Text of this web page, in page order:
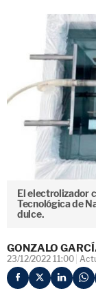
El electrolizador
Tecnológica de
dulce.
GONZALO
23/12/2022 11:00